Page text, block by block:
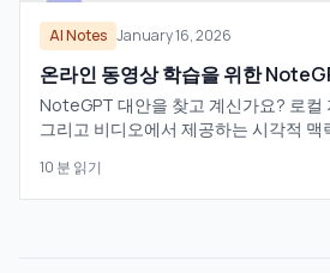
AI Notes January 16, 2026
온라인 동영상 학습을 위한
NoteGPT 대안을 찾고 계신가요? 로컬
그리고 비디오에서 제공하는 시각적
10 분 읽기